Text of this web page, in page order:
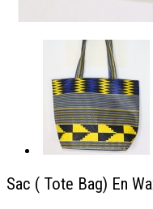
Sac ( Tote Bag) En